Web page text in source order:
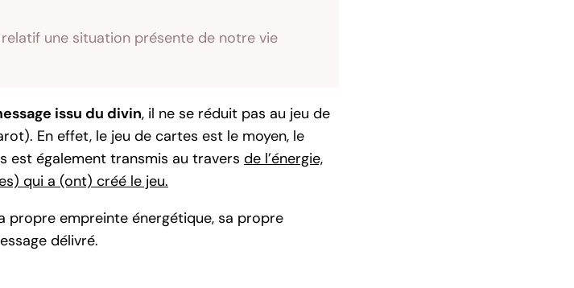
une situation présente de notre vie
issu du divin, il ne se réduit pas au jeu de
En effet, le jeu de cartes est le moyen, le
est également transmis au travers de l’énergie,
qui a (ont) créé le jeu.
propre empreinte énergétique, sa propre
délivré.